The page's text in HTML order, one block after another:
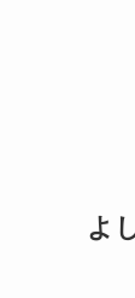
よ